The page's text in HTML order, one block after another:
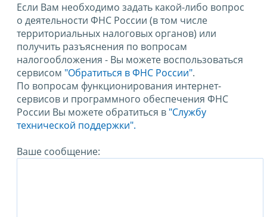
Если Вам необходимо задать какой-либо вопрос
о деятельности ФНС России (в том числе
территориальных налоговых органов) или
получить разъяснения по вопросам
налогообложения - Вы можете воспользоваться
сервисом "Обратиться в ФНС России".
По вопросам функционирования интернет-
сервисов и программного обеспечения ФНС
России Вы можете обратиться в "Службу
технической поддержки".
Ваше сообщение: